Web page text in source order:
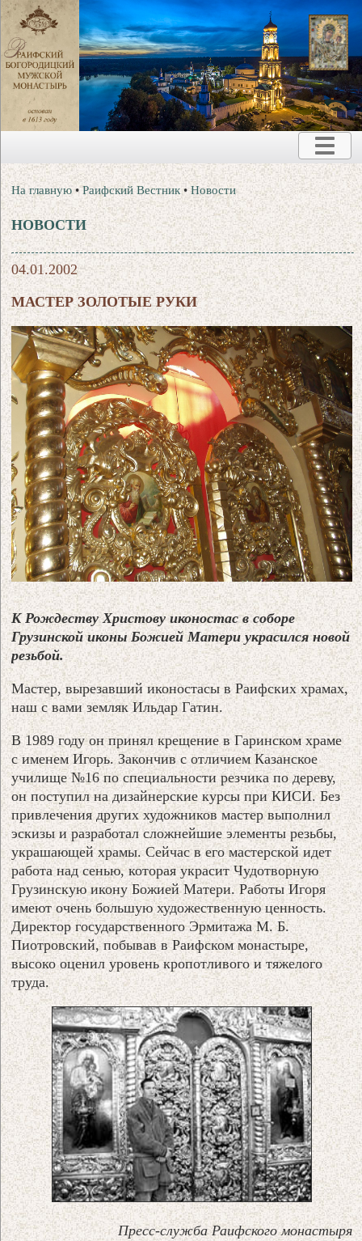
На главную •Раифский Вестник •Новости
НОВОСТИ
04.01.2002
МАСТЕР ЗОЛОТЫЕ РУКИ
К Рождеству Христову иконостас в соборе
Грузинской иконы Божией Матери украсился новой
резьбой.
Мастер, вырезавший иконостасы в Раифских храмах,
наш с вами земляк Ильдар Гатин.
В 1989 году он принял крещение в Гаринском храме
с именем Игорь. Закончив с отличием Казанское
училище №16 по специальности резчика по дереву,
он поступил на дизайнерские курсы при КИСИ. Без
привлечения других художников мастер выполнил
эскизы и разработал сложнейшие элементы резьбы,
украшающей храмы. Сейчас в его мастерской идет
работа над сенью, которая украсит Чудотворную
Грузинскую икону Божией Матери. Работы Игоря
имеют очень большую художественную ценность.
Директор государственного Эрмитажа М. Б.
Пиотровский, побывав в Раифском монастыре,
высоко оценил уровень кропотливого и тяжелого
труда.
Пресс-служба Раифского монастыря